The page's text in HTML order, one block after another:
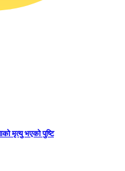
मृत्यु भएको पुष्टि